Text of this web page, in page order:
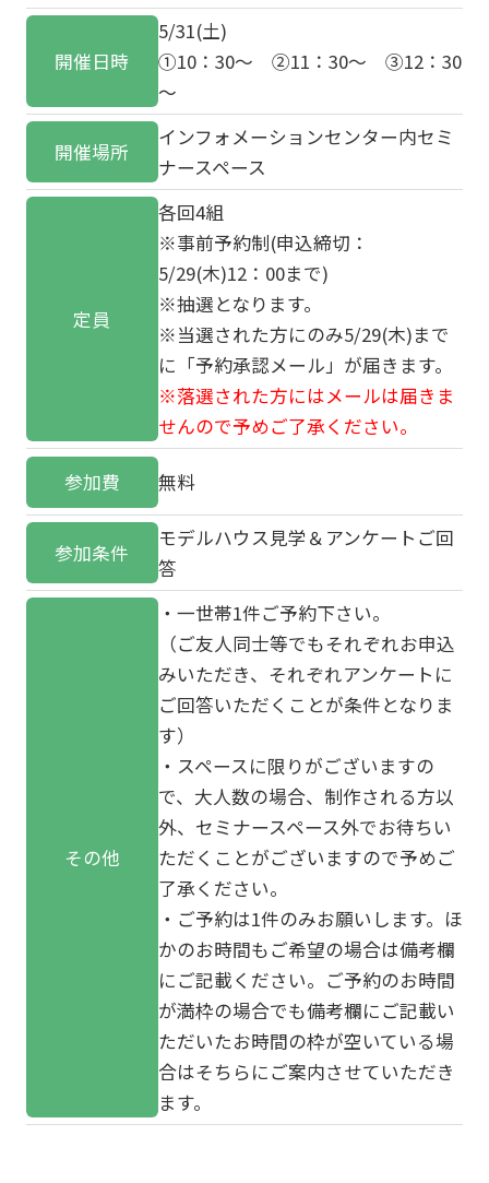
開催日時
5/31(土)
①10：30～ ②11：30～ ③12：30
～
開催場所
インフォメーションセンター内セミ
ナースペース
定員
各回4組
※事前予約制(申込締切：
5/29(木)12：00まで)
※抽選となります。
※当選された方にのみ5/29(木)まで
に「予約承認メール」が届きます。
※落選された方にはメールは届きま
せんので予めご了承ください。
参加費 無料
参加条件
モデルハウス見学＆アンケートご回
答
その他
・一世帯1件ご予約下さい。
（ご友人同士等でもそれぞれお申込
みいただき、それぞれアンケートに
ご回答いただくことが条件となりま
す）
・スペースに限りがございますの
で、大人数の場合、制作される方以
外、セミナースペース外でお待ちい
ただくことがございますので予めご
了承ください。
・ご予約は1件のみお願いします。ほ
かのお時間もご希望の場合は備考欄
にご記載ください。ご予約のお時間
が満枠の場合でも備考欄にご記載い
ただいたお時間の枠が空いている場
合はそちらにご案内させていただき
ます。